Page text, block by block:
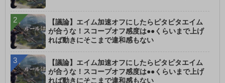
【議論】エイム加速オフにしたらピタピタエイム
が合うな！スコープオフ感度は●●くらいまで上げ
れば動きにそこまで違和感もない
【議論】エイム加速オフにしたらピタピタエイム
が合うな！スコープオフ感度は●●くらいまで上げ
れば動きにそこまで違和感もない